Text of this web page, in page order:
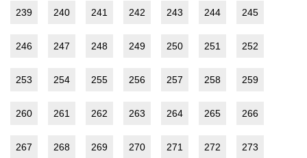
239 240 241 242 243 244 245
246 247 248 249 250 251 252
253 254 255 256 257 258 259
260 261 262 263 264 265 266
267 268 269 270 271 272 273